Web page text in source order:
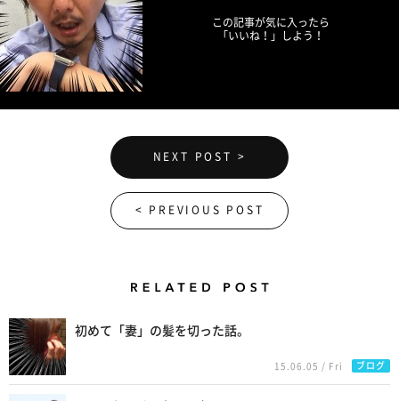
この記事が気に入ったら
「いいね！」しよう！
NEXT POST >
< PREVIOUS POST
初めて「妻」の髪を切った話。
15.06.05 / Fri ブログ